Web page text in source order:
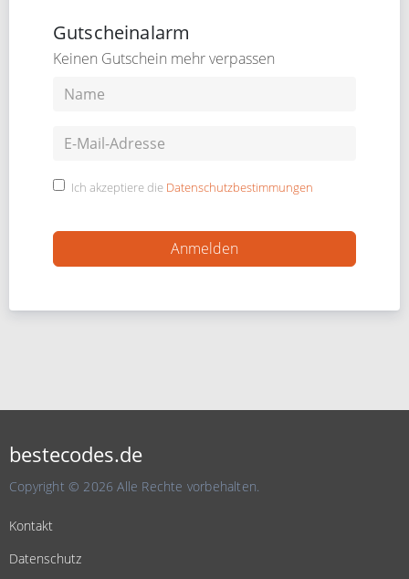
Gutscheinalarm
Keinen Gutschein mehr verpassen
Ich akzeptiere die Datenschutzbestimmungen
bestecodes.de
Copyright © 2026 Alle Rechte vorbehalten.
Kontakt
Datenschutz